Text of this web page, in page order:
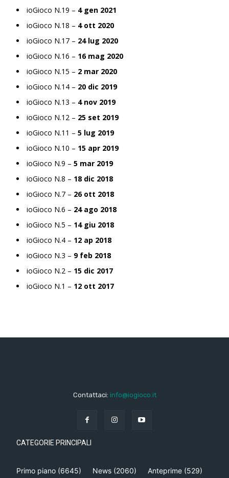
ioGioco N.19 – 4 gen 2021
ioGioco N.18 – 4 ott 2020
ioGioco N.17 – 24 lug 2020
ioGioco N.16 – 16 mag 2020
ioGioco N.15 – 2 mar 2020
ioGioco N.14 – 20 dic 2019
ioGioco N.13 – 4 nov 2019
ioGioco N.12 – 25 set 2019
ioGioco N.11 – 5 lug 2019
ioGioco N.10 – 15 apr 2019
ioGioco N.9 – 5 mar 2019
ioGioco N.8 – 18 dic 2018
ioGioco N.7 – 26 ott 2018
ioGioco N.6 – 24 ago 2018
ioGioco N.5 – 14 giu 2018
ioGioco N.4 – 12 ap 2018
ioGioco N.3 – 9 feb 2018
ioGioco N.2 – 15 dic 2017
ioGioco N.1 – 12 ott 2017
Contattaci: info@iogioco.it
CATEGORIE PRINCIPALI
Primo piano (6645) News (2060) Anteprime (529)